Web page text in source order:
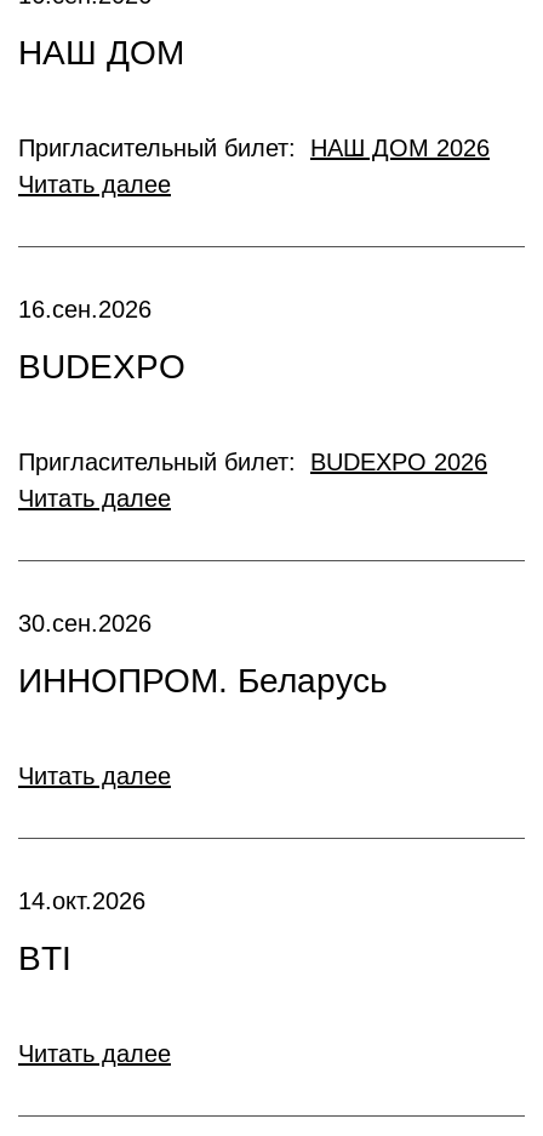
НАШ ДОМ
Пригласительный билет: НАШ ДОМ 2026
Читать далее
16.сен.2026
BUDEXPO
Пригласительный билет: BUDEXPO 2026
Читать далее
30.сен.2026
ИННОПРОМ. Беларусь
Читать далее
14.окт.2026
BTI
Читать далее